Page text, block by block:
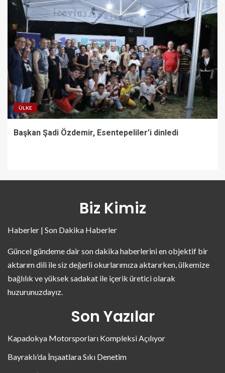
ÜLKE
Başkan Şadi Özdemir, Esentepeliler’i dinledi
Biz Kimiz
Haberler | Son Dakika Haberler
Güncel gündeme dair son dakika haberlerini en objektif bir
aktarım dili ile siz değerli okurlarımıza aktarırken, ülkemize
bağlılık ve yüksek sadakat ile içerik üretici olarak
huzurunuzdayız.
Son Yazılar
Kapadokya Motorsporları Kompleksi Açılıyor
Bayraklı’da İnşaatlara Sıkı Denetim